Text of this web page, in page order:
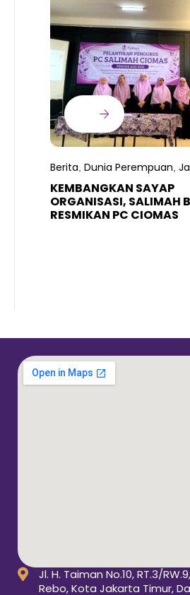
Berita, Dunia Perempuan,
KEMBANGKAN SAYAP
ORGANISASI, SALIMAH
RESMIKAN PC CIOMAS
Jl. H. Taiman No.10, RT.3/
Rebo, Kota Jakarta Timur,